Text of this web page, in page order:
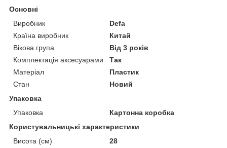
Основні
Виробник
Defa
Країна виробник
Китай
Вікова група
Від 3 років
Комплектація аксесуарами
Так
Матеріал
Пластик
Стан
Новий
Упаковка
Упаковка
Картонна коробка
Користувальницькі характеристики
Висота (см)
28